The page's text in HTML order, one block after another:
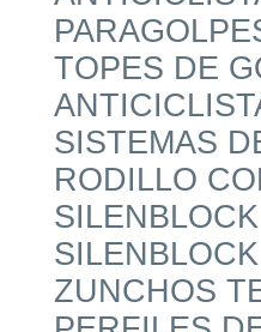
TOPES DE
SISTEMAS
RODILLO
ZUNCHOS